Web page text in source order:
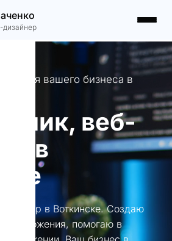
дизайнер
для вашего бизнеса в
веб-
в
в Воткинске. Создаю
и приложения, помогаю в